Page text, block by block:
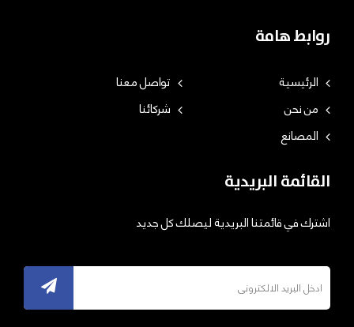
روابط هامة
الرئيسية
تواصل معنا
من نحن
شركائنا
المصانع
القائمة البريدية
اشترك في قائمتنا البريدية ليصلك كل جديد